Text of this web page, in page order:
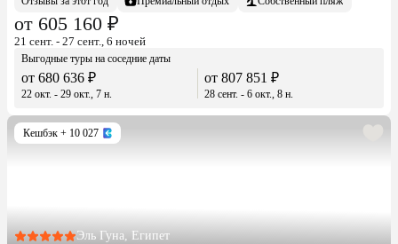
от 605 160 ₽
21 сент. - 27 сент., 6 ночей
Выгодные туры на соседние даты
от 680 636 ₽
22 окт. - 29 окт., 7 н.
от 807 851 ₽
28 сент. - 6 окт., 8 н.
Кешбэк + 10 027
Эль Гуна, Египет